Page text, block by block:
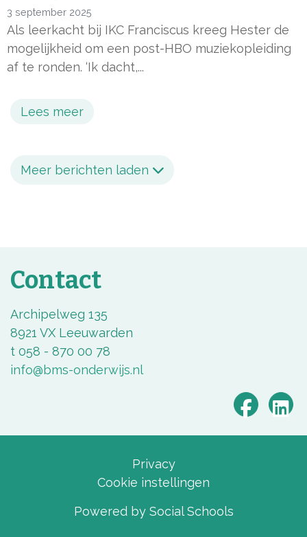
3 september 2025
Als leerkacht bij IKC Franciscus kreeg Hester de
mogelijkheid om een post-HBO muziekopleiding
af te ronden. ‘Ik dacht,...
Lees meer
Meer berichten laden
Contact
Archipelweg 135
8921 VX Leeuwarden
t 058 - 870 00 78
info@bms-onderwijs.nl
Privacy
Cookie instellingen
Powered by Social Schools